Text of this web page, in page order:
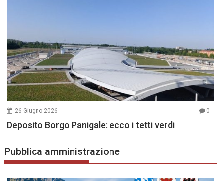
26 Giugno 2026 0
Deposito Borgo Panigale: ecco i tetti verdi
Pubblica amministrazione